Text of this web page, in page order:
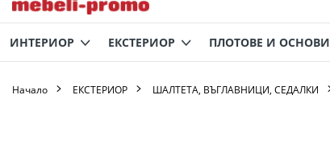
ИНТЕРИОР ЕКСТЕРИОР ПЛОТОВЕ И ОСНОВИ
Начало ЕКСТЕРИОР ШАЛТЕТА, ВЪГЛАВНИЦИ, СЕДАЛКИ